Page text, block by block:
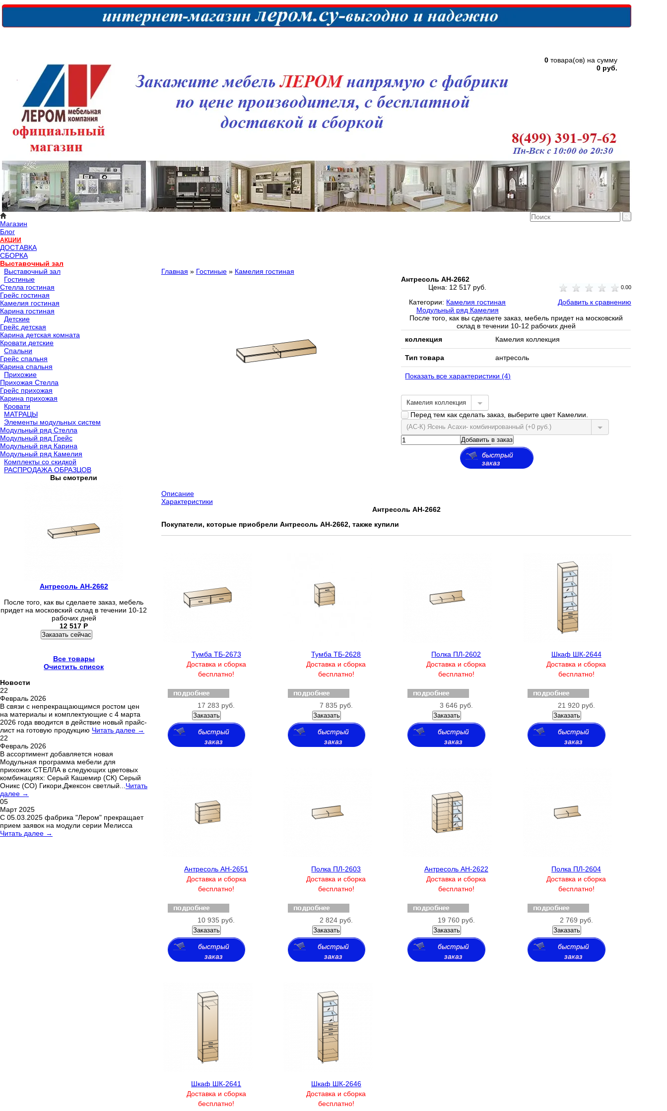
0 товара(ов) на сумму
0 руб.
Магазин
Блог
АКЦИИ
ДОСТАВКА
СБОРКА
Выставочный зал
Выставочный зал
Гостиные
Стелла гостиная
Грейс гостиная
Камелия гостиная
Карина гостиная
Детские
Грейс детская
Карина детская комната
Кровати детские
Спальни
Грейс спальня
Карина спальня
Прихожие
Прихожая Стелла
Грейс прихожая
Карина прихожая
Кровати
МАТРАЦЫ
Элементы модульных систем
Модульный ряд Стелла
Модульный ряд Грейс
Модульный ряд Карина
Модульный ряд Камелия
Комплекты со скидкой
РАСПРОДАЖА ОБРАЗЦОВ
Вы смотрели
Антресоль АН-2662
После того, как вы сделаете заказ, мебель
придет на московский склад в течении 10-12
рабочих дней
12 517 Р
Заказать сейчас
Все товары
Очистить список
Новости
22
Февраль 2026
В связи с непрекращающимся ростом цен
на материалы и комплектующие с 4 марта
2026 года вводится в действие новый прайс-
лист на готовую продукцию Читать далее →
22
Февраль 2026
В ассортимент добавляется новая
Модульная программа мебели для
прихожих СТЕЛЛА в следующих цветовых
комбинациях: Серый Кашемир (СК) Серый
Оникс (СО) Гикори,Джексон светлый... Читать
далее →
05
Март 2025
С 05.03.2025 фабрика "Лером" прекращает
прием заявок на модули серии Мелисса
Читать далее →
Главная » Гостиные» Камелия гостиная
Антресоль АН-2662
Цена: 12 517 руб. 0.00
Категории: Камелия гостиная
Модульный ряд Камелия
Добавить к сравнению
После того, как вы сделаете заказ, мебель придет на московский
склад в течении 10-12 рабочих дней
коллекция
Камелия коллекция
Тип товара антресоль
Показать все характеристики (4)
Камелия коллекция
Перед тем как сделать заказ, выберите цвет Камелии.
(АС-К) Ясень Асахи- комбинированный (+0 руб.)
Добавить в заказ
быстрый
заказ
Описание
Характеристики
Антресоль АН-2662
Покупатели, которые приобрели Антресоль АН-2662, также купили
Тумба ТБ-2673
Доставка и сборка
бесплатно!
17 283 руб.
Заказать
быстрый
заказ
Тумба ТБ-2628
Доставка и сборка
бесплатно!
7 835 руб.
Заказать
быстрый
заказ
Полка ПЛ-2602
Доставка и сборка
бесплатно!
3 646 руб.
Заказать
быстрый
заказ
Шкаф ШК-2644
Доставка и сборка
бесплатно!
21 920 руб.
Заказать
быстрый
заказ
Антресоль АН-2651
Доставка и сборка
бесплатно!
10 935 руб.
Заказать
быстрый
заказ
Полка ПЛ-2603
Доставка и сборка
бесплатно!
2 824 руб.
Заказать
быстрый
заказ
Антресоль АН-2622
Доставка и сборка
бесплатно!
19 760 руб.
Заказать
быстрый
заказ
Полка ПЛ-2604
Доставка и сборка
бесплатно!
2 769 руб.
Заказать
быстрый
заказ
Шкаф ШК-2641
Доставка и сборка
бесплатно!
Шкаф ШК-2646
Доставка и сборка
бесплатно!